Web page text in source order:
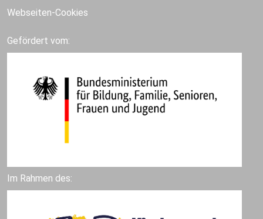
Webseiten-Cookies
Gefördert vom:
Im Rahmen des: